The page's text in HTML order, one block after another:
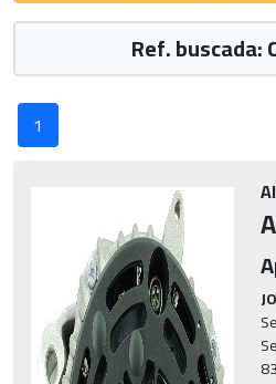
Ref. buscada:
1